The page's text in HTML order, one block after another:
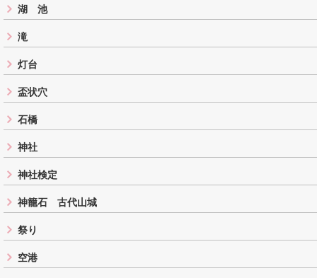
湖 池
滝
灯台
盃状穴
石橋
神社
神社検定
神籠石 古代山城
祭り
空港